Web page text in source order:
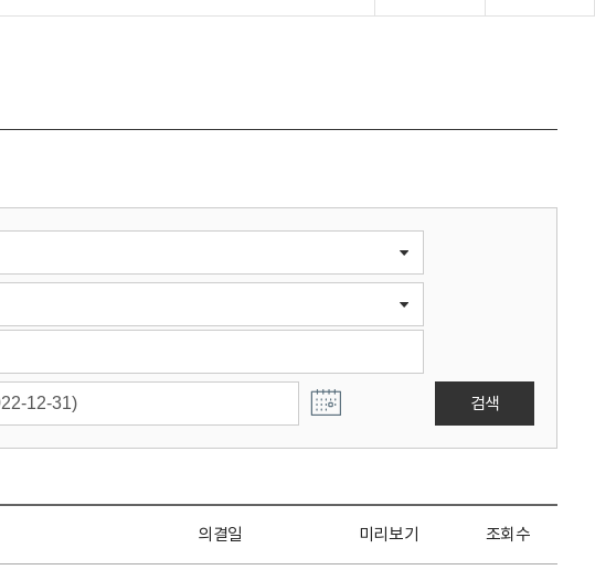
안
검색
의결일 미리보기 조회수